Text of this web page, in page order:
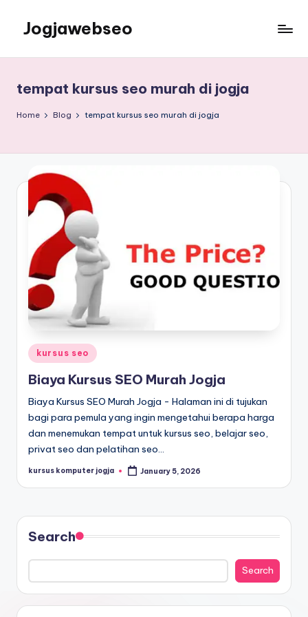
Jogjawebseo
tempat kursus seo murah di jogja
Home Blog tempat kursus seo murah di jogja
kursus seo
Biaya Kursus SEO Murah Jogja
Biaya Kursus SEO Murah Jogja - Halaman ini di tujukan
bagi para pemula yang ingin mengetahui berapa harga
dan menemukan tempat untuk kursus seo, belajar seo,
privat seo dan pelatihan seo…
kursus komputer jogja January 5, 2026
Search
Search